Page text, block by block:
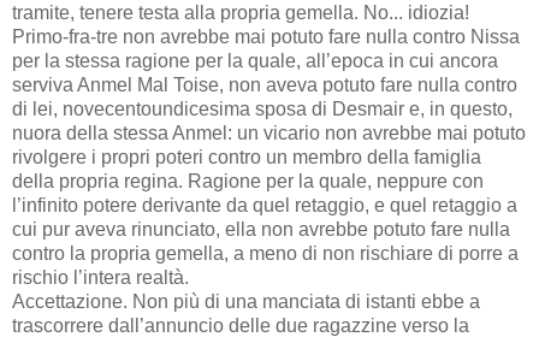
tramite, tenere testa alla propria gemella. No... idiozia!
Primo-fra-tre non avrebbe mai potuto fare nulla contro Nissa
per la stessa ragione per la quale, all’epoca in cui ancora
serviva Anmel Mal Toise, non aveva potuto fare nulla contro
di lei, novecentoundicesima sposa di Desmair e, in questo,
nuora della stessa Anmel: un vicario non avrebbe mai potuto
rivolgere i propri poteri contro un membro della famiglia
della propria regina. Ragione per la quale, neppure con
l’infinito potere derivante da quel retaggio, e quel retaggio a
cui pur aveva rinunciato, ella non avrebbe potuto fare nulla
contro la propria gemella, a meno di non rischiare di porre a
rischio l’intera realtà.
Accettazione. Non più di una manciata di istanti ebbe a
trascorrere dall’annuncio delle due ragazzine verso la